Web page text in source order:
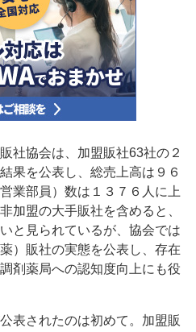
社協会は、加盟販社63社の２
果を公表し、総売上高は９６
業部員）数は１３７６人に上
加盟の大手販社を含めると、
と見られているが、協会では
）販社の実態を公表し、存在
剤薬局への認知度向上にも役
表されたのは初めて。加盟販